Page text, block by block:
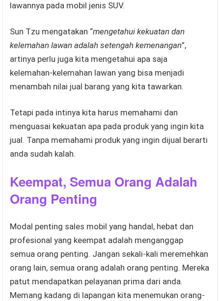
lawannya pada mobil jenis SUV.
Sun Tzu mengatakan “mengetahui kekuatan dan
kelemahan lawan adalah setengah kemenangan”,
artinya perlu juga kita mengetahui apa saja
kelemahan-kelemahan lawan yang bisa menjadi
menambah nilai jual barang yang kita tawarkan.
Tetapi pada intinya kita harus memahami dan
menguasai kekuatan apa pada produk yang ingin kita
jual. Tanpa memahami produk yang ingin dijual berarti
anda sudah kalah.
Keempat, Semua Orang Adalah
Orang Penting
Modal penting sales mobil yang handal, hebat dan
profesional yang keempat adalah menganggap
semua orang penting. Jangan sekali-kali meremehkan
orang lain, semua orang adalah orang penting. Mereka
patut mendapatkan pelayanan prima dari anda.
Memang kadang di lapangan kita menemukan orang-